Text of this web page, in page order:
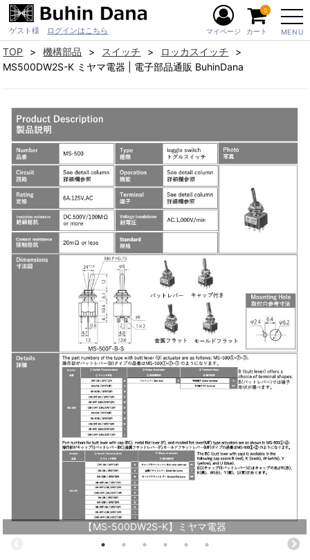
ゲスト様 ログインはこちら MENU
マイページ カート
0
TOP 機構部品 スイッチ
ロッカスイッチ
MS500DW2S-K ミヤマ電器 | 電子部品通販 BuhinDana
【MS-500DW2S-K】ミヤマ電器